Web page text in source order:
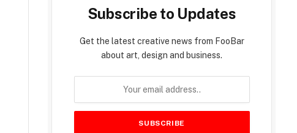
Subscribe to Updates
Get the latest creative news from FooBar
about art, design and business.